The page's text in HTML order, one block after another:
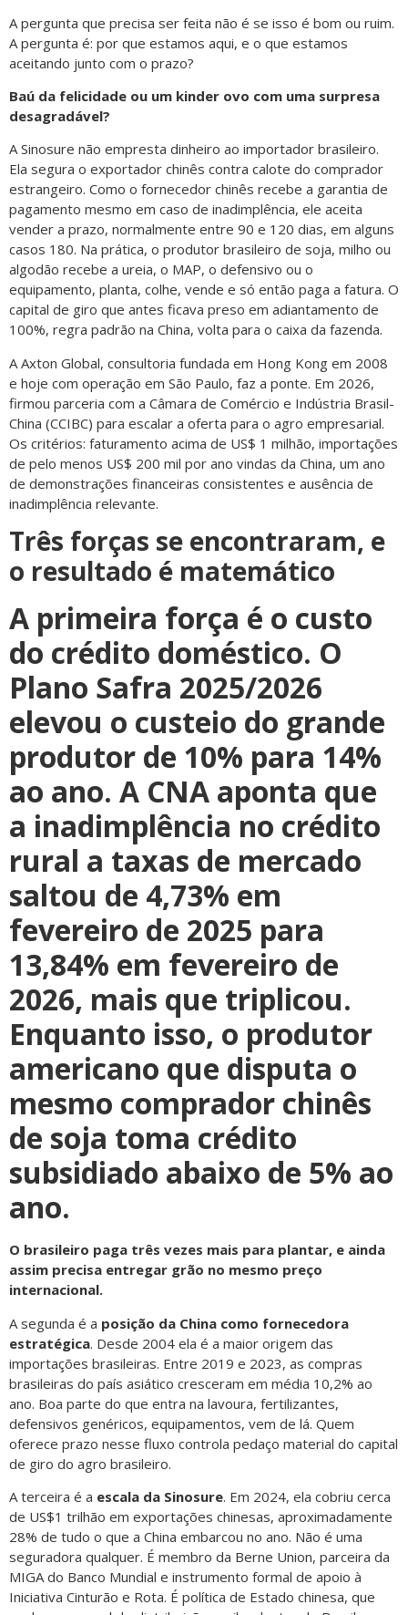
A pergunta que precisa ser feita não é se isso é bom ou ruim.
A pergunta é: por que estamos aqui, e o que estamos
aceitando junto com o prazo?
Baú da felicidade ou um kinder ovo com uma surpresa
desagradável?
A Sinosure não empresta dinheiro ao importador brasileiro.
Ela segura o exportador chinês contra calote do comprador
estrangeiro. Como o fornecedor chinês recebe a garantia de
pagamento mesmo em caso de inadimplência, ele aceita
vender a prazo, normalmente entre 90 e 120 dias, em alguns
casos 180. Na prática, o produtor brasileiro de soja, milho ou
algodão recebe a ureia, o MAP, o defensivo ou o
equipamento, planta, colhe, vende e só então paga a fatura. O
capital de giro que antes ficava preso em adiantamento de
100%, regra padrão na China, volta para o caixa da fazenda.
A Axton Global, consultoria fundada em Hong Kong em 2008
e hoje com operação em São Paulo, faz a ponte. Em 2026,
firmou parceria com a Câmara de Comércio e Indústria Brasil-
China (CCIBC) para escalar a oferta para o agro empresarial.
Os critérios: faturamento acima de US$ 1 milhão, importações
de pelo menos US$ 200 mil por ano vindas da China, um ano
de demonstrações financeiras consistentes e ausência de
inadimplência relevante.
Três forças se encontraram, e
o resultado é matemático
A primeira força é o custo
do crédito doméstico. O
Plano Safra 2025/2026
elevou o custeio do grande
produtor de 10% para 14%
ao ano. A CNA aponta que
a inadimplência no crédito
rural a taxas de mercado
saltou de 4,73% em
fevereiro de 2025 para
13,84% em fevereiro de
2026, mais que triplicou.
Enquanto isso, o produtor
americano que disputa o
mesmo comprador chinês
de soja toma crédito
subsidiado abaixo de 5% ao
ano.
O brasileiro paga três vezes mais para plantar, e ainda
assim precisa entregar grão no mesmo preço
internacional.
A segunda é a posição da China como fornecedora
estratégica. Desde 2004 ela é a maior origem das
importações brasileiras. Entre 2019 e 2023, as compras
brasileiras do país asiático cresceram em média 10,2% ao
ano. Boa parte do que entra na lavoura, fertilizantes,
defensivos genéricos, equipamentos, vem de lá. Quem
oferece prazo nesse fluxo controla pedaço material do capital
de giro do agro brasileiro.
A terceira é a escala da Sinosure. Em 2024, ela cobriu cerca
de US$1 trilhão em exportações chinesas, aproximadamente
28% de tudo o que a China embarcou no ano. Não é uma
seguradora qualquer. É membro da Berne Union, parceira da
MIGA do Banco Mundial e instrumento formal de apoio à
Iniciativa Cinturão e Rota. É política de Estado chinesa, que